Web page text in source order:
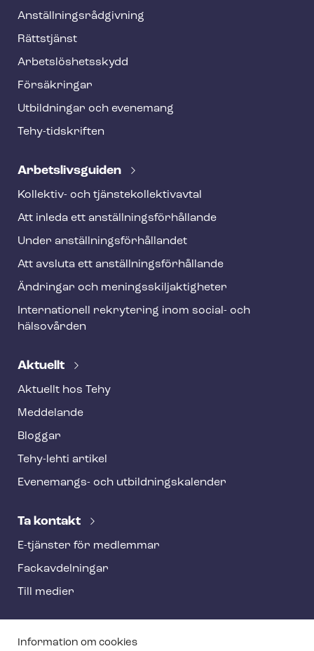
f
o
o
t
e
An­ställ­nings­råd­giv­ning
Rättstjänst
Ar­bets­lös­hets­skydd
Försäkringar
Utbildningar och evenemang
Tehy-​tidskriften
Ar­bets­livs­gui­den
Kollektiv- och tjäns­te­kol­lek­tivav­tal
Att inleda ett an­ställ­nings­för­hål­lan­de
Under an­ställ­nings­för­hål­lan­det
Att avsluta ett an­ställ­nings­för­hål­lan­de
Ändringar och me­nings­skilj­ak­tig­he­ter
Internationell rekrytering inom social- och
hälsovården
Aktuellt
Aktuellt hos Tehy
Meddelande
Bloggar
Tehy-lehti artikel
Evenemangs- och ut­bild­nings­ka­len­der
Ta kontakt
E-tjänster för medlemmar
Fackav­del­ning­ar
Till medier
T
Information om cookies